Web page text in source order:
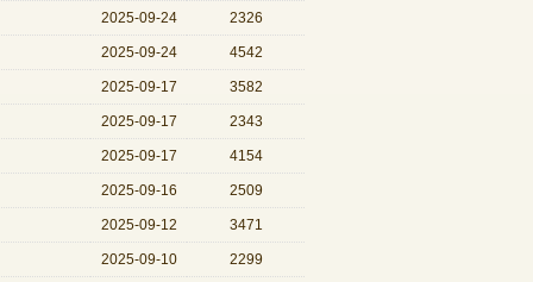
2025-09-24 2326
2025-09-24 4542
2025-09-17 3582
2025-09-17 2343
2025-09-17 4154
2025-09-16 2509
2025-09-12 3471
2025-09-10 2299